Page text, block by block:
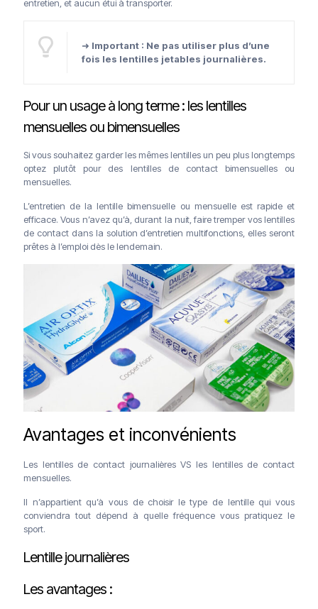
entretien, et aucun étui à transporter.
➜ Important : Ne pas utiliser plus d’une
fois les lentilles jetables journalières.
Pour un usage à long terme : les lentilles
mensuelles ou bimensuelles
Si vous souhaitez garder les mêmes lentilles un peu plus longtemps
optez plutôt pour des lentilles de contact bimensuelles ou
mensuelles.
L’entretien de la lentille bimensuelle ou mensuelle est rapide et
efficace. Vous n’avez qu’à, durant la nuit, faire tremper vos lentilles
de contact dans la solution d’entretien multifonctions, elles seront
prêtes à l’emploi dès le lendemain.
Avantages et inconvénients
Les lentilles de contact journalières VS les lentilles de contact
mensuelles.
Il n’appartient qu’à vous de choisir le type de lentille qui vous
conviendra tout dépend à quelle fréquence vous pratiquez le
sport.
Lentille journalières
Les avantages :